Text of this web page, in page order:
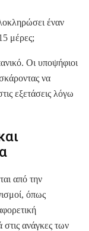
έναν
μέρες;
Οι υποψήφιοι
να
εξετάσεις λόγω
από την
όπως
ανάγκες των